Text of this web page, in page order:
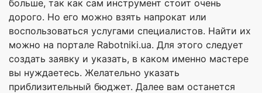
больше, так как сам инструмент стоит очень
дорого. Но его можно взять напрокат или
воспользоваться услугами специалистов. Найти их
можно на портале Rabotniki.ua. Для этого следует
создать заявку и указать, в каком именно мастере
вы нуждаетесь. Желательно указать
приблизительный бюджет. Далее вам останется